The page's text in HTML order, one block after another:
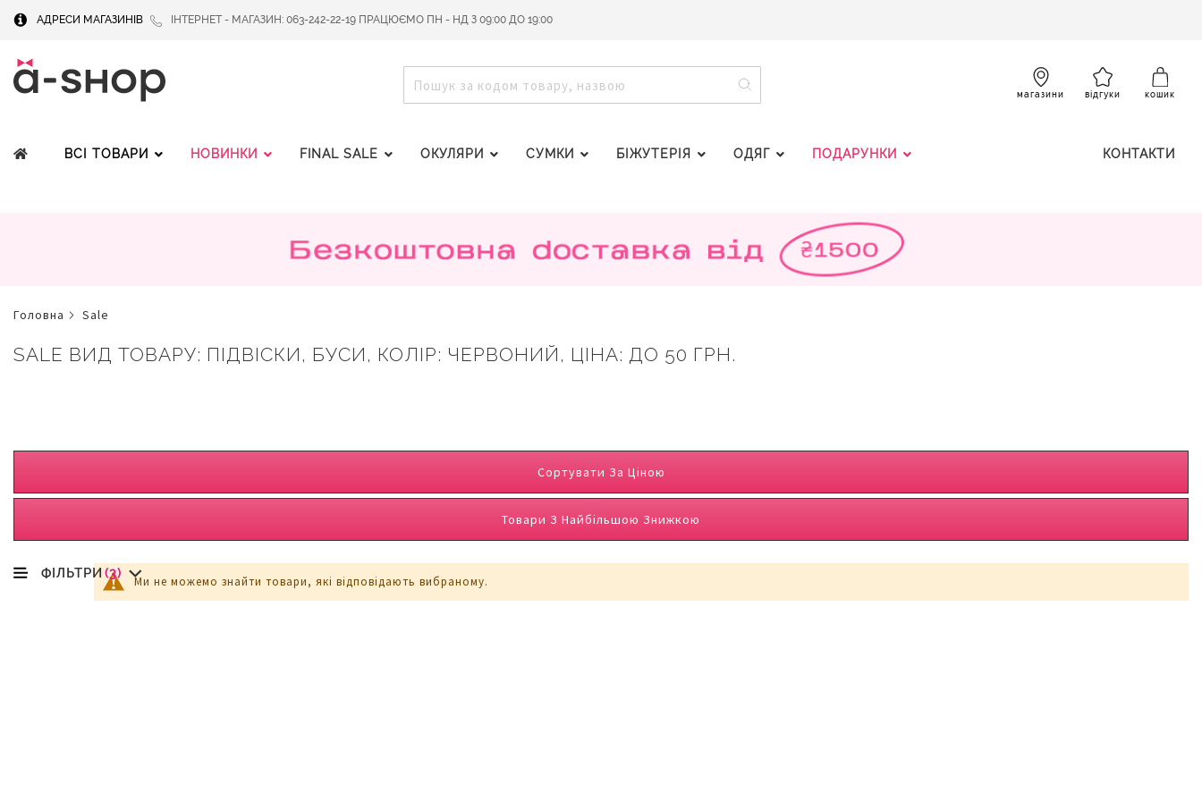
АДРЕСИ МАГАЗИНІВ ІНТЕРНЕТ - МАГАЗИН: 063-242-22-19 ПРАЦЮЄМО ПН - НД З 09:00 ДО 19:00
ПОШУК
магазини відгуки кошик
ВСІ ТОВАРИ НОВИНКИ FINAL SALE ОКУЛЯРИ СУМКИ БІЖУТЕРІЯ ОДЯГ ПОДАРУНКИ КОНТАКТИ
головна sale
SALE ВИД ТОВАРУ: ПІДВІСКИ, БУСИ, КОЛІР: ЧЕРВОНИЙ, ЦІНА: ДО 50 ГРН.
Сортувати За Ціною
Товари З Найбільшою Знижкою
Ми не можемо знайти товари, які відповідають вибраному.
ФІЛЬТРИ (3)